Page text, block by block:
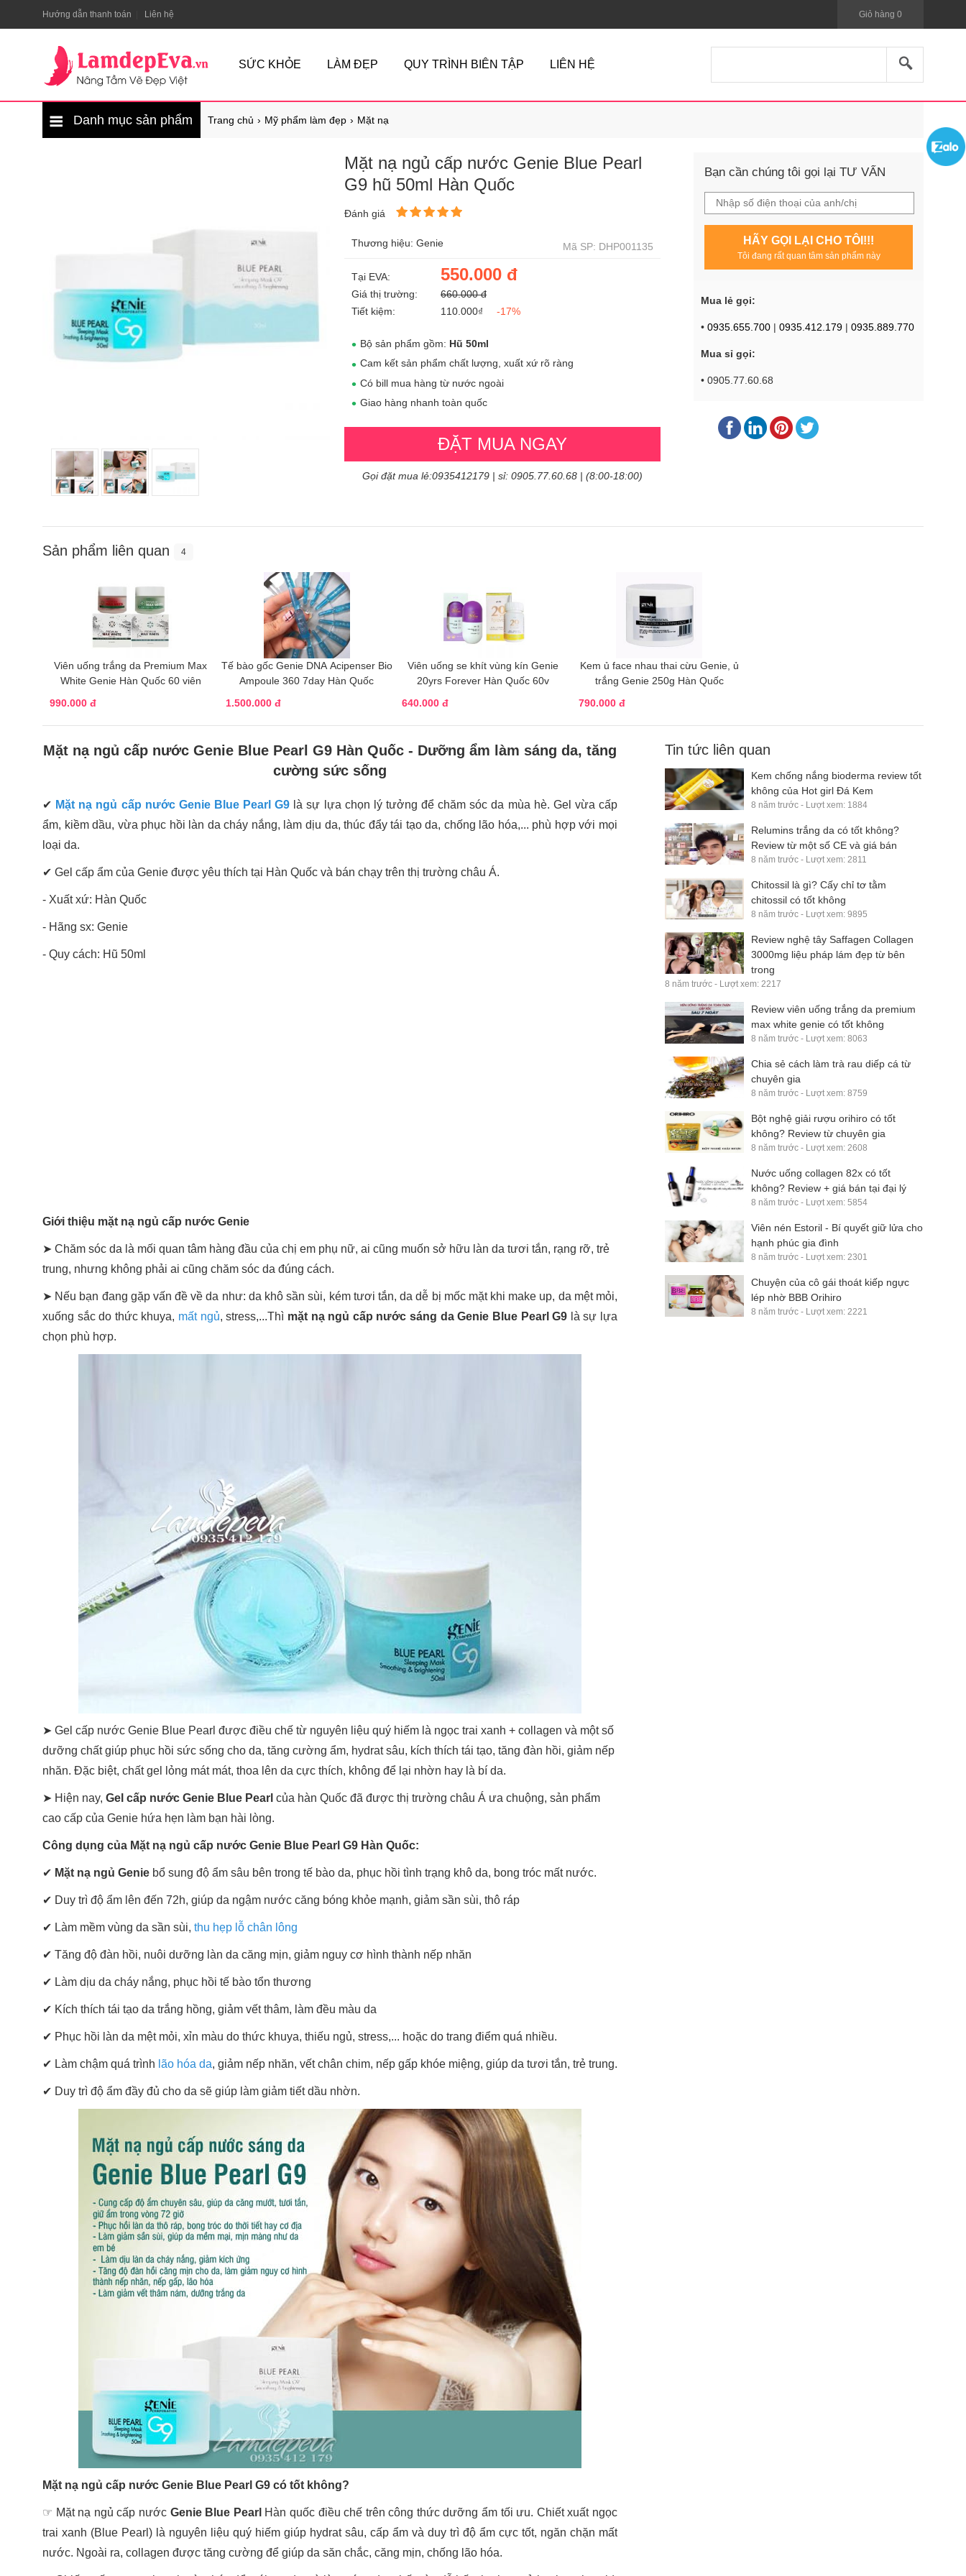
Hướng dẫn thanh toán Liên hệ Giỏ hàng 0
SỨC KHỎE LÀM ĐẸP QUY TRÌNH BIÊN TẬP LIÊN HỆ
Danh mục sản phẩm Trang chủ Mỹ phẩm làm đẹp Mặt nạ
Mặt nạ ngủ cấp nước Genie Blue Pearl
G9 hũ 50ml Hàn Quốc
Đánh giá
Thương hiệu: Genie Mã SP: DHP001135
Tại EVA: 550.000 đ
Giá thị trường:
660.000 đ
Tiết kiệm:
110.000₫ -17%
Bộ sản phẩm gồm: Hũ 50ml
Cam kết sản phẩm chất lượng, xuất xứ rõ ràng
Có bill mua hàng từ nước ngoài
Giao hàng nhanh toàn quốc
ĐẶT MUA NGAY
Gọi đặt mua lẻ:0935412179 | sỉ: 0905.77.60.68 | (8:00-18:00)
Bạn cần chúng tôi gọi lại TƯ VẤN
HÃY GỌI LẠI CHO TÔI!!!
Tôi đang rất quan tâm sản phẩm này
Mua lẻ gọi:
• 0935.655.700 | 0935.412.179 | 0935.889.770
Mua sỉ gọi:
• 0905.77.60.68
Sản phẩm liên quan 4
Viên uống trắng da Premium Max
White Genie Hàn Quốc 60 viên
990.000 đ
Tế bào gốc Genie DNA Acipenser Bio
Ampoule 360 7day Hàn Quốc
1.500.000 đ
Viên uống se khít vùng kín Genie
20yrs Forever Hàn Quốc 60v
640.000 đ
Kem ủ face nhau thai cừu Genie, ủ
trắng Genie 250g Hàn Quốc
790.000 đ
Mặt nạ ngủ cấp nước Genie Blue Pearl G9 Hàn Quốc - Dưỡng ẩm làm sáng da, tăng
cường sức sống
✔ Mặt nạ ngủ cấp nước Genie Blue Pearl G9 là sự lựa chọn lý tưởng để chăm sóc da mùa hè. Gel vừa cấp
ẩm, kiềm dầu, vừa phục hồi làn da cháy nắng, làm dịu da, thúc đẩy tái tạo da, chống lão hóa,... phù hợp với mọi
loại da.
✔ Gel cấp ẩm của Genie được yêu thích tại Hàn Quốc và bán chạy trên thị trường châu Á.
- Xuất xứ: Hàn Quốc
- Hãng sx: Genie
- Quy cách: Hũ 50ml
Giới thiệu mặt nạ ngủ cấp nước Genie
➤ Chăm sóc da là mối quan tâm hàng đầu của chị em phụ nữ, ai cũng muốn sở hữu làn da tươi tắn, rạng rỡ, trẻ
trung, nhưng không phải ai cũng chăm sóc da đúng cách.
➤ Nếu bạn đang gặp vấn đề về da như: da khô sần sùi, kém tươi tắn, da dễ bị mốc mặt khi make up, da mệt mỏi,
xuống sắc do thức khuya, mất ngủ, stress,...Thì mặt nạ ngủ cấp nước sáng da Genie Blue Pearl G9 là sự lựa
chọn phù hợp.
➤ Gel cấp nước Genie Blue Pearl được điều chế từ nguyên liệu quý hiếm là ngọc trai xanh + collagen và một số
dưỡng chất giúp phục hồi sức sống cho da, tăng cường ẩm, hydrat sâu, kích thích tái tạo, tăng đàn hồi, giảm nếp
nhăn. Đặc biệt, chất gel lỏng mát mát, thoa lên da cực thích, không để lại nhờn hay là bí da.
➤ Hiện nay, Gel cấp nước Genie Blue Pearl của hàn Quốc đã được thị trường châu Á ưa chuộng, sản phẩm
cao cấp của Genie hứa hẹn làm bạn hài lòng.
Công dụng của Mặt nạ ngủ cấp nước Genie Blue Pearl G9 Hàn Quốc:
✔ Mặt nạ ngủ Genie bổ sung độ ẩm sâu bên trong tế bào da, phục hồi tình trạng khô da, bong tróc mất nước.
✔ Duy trì độ ẩm lên đến 72h, giúp da ngậm nước căng bóng khỏe mạnh, giảm sần sùi, thô ráp
✔ Làm mềm vùng da sần sùi, thu hẹp lỗ chân lông
✔ Tăng độ đàn hồi, nuôi dưỡng làn da căng mịn, giảm nguy cơ hình thành nếp nhăn
✔ Làm dịu da cháy nắng, phục hồi tế bào tổn thương
✔ Kích thích tái tạo da trắng hồng, giảm vết thâm, làm đều màu da
✔ Phục hồi làn da mệt mỏi, xỉn màu do thức khuya, thiếu ngủ, stress,... hoặc do trang điểm quá nhiều.
✔ Làm chậm quá trình lão hóa da, giảm nếp nhăn, vết chân chim, nếp gấp khóe miệng, giúp da tươi tắn, trẻ trung.
✔ Duy trì độ ẩm đầy đủ cho da sẽ giúp làm giảm tiết dầu nhờn.
Mặt nạ ngủ cấp nước Genie Blue Pearl G9 có tốt không?
☞ Mặt nạ ngủ cấp nước Genie Blue Pearl Hàn quốc điều chế trên công thức dưỡng ẩm tối ưu. Chiết xuất ngọc
trai xanh (Blue Pearl) là nguyên liệu quý hiếm giúp hydrat sâu, cấp ẩm và duy trì độ ẩm cực tốt, ngăn chặn mất
nước. Ngoài ra, collagen được tăng cường để giúp da săn chắc, căng mịn, chống lão hóa.
Tin tức liên quan
Kem chống nắng bioderma review tốt
không của Hot girl Đá Kem
8 năm trước - Lượt xem: 1884
Relumins trắng da có tốt không?
Review từ một số CE và giá bán
8 năm trước - Lượt xem: 2811
Chitossil là gì? Cấy chỉ tơ tằm
chitossil có tốt không
8 năm trước - Lượt xem: 9895
Review nghệ tây Saffagen Collagen
3000mg liệu pháp lám đẹp từ bên
trong
8 năm trước - Lượt xem: 2217
Review viên uống trắng da premium
max white genie có tốt không
8 năm trước - Lượt xem: 8063
Chia sẻ cách làm trà rau diếp cá từ
chuyên gia
8 năm trước - Lượt xem: 8759
Bột nghệ giải rượu orihiro có tốt
không? Review từ chuyên gia
8 năm trước - Lượt xem: 2608
Nước uống collagen 82x có tốt
không? Review + giá bán tại đại lý
8 năm trước - Lượt xem: 5854
Viên nén Estoril - Bí quyết giữ lửa cho
hạnh phúc gia đình
8 năm trước - Lượt xem: 2301
Chuyện của cô gái thoát kiếp ngực
lép nhờ BBB Orihiro
8 năm trước - Lượt xem: 2221